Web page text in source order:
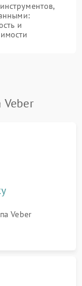
и
Veber
Veber